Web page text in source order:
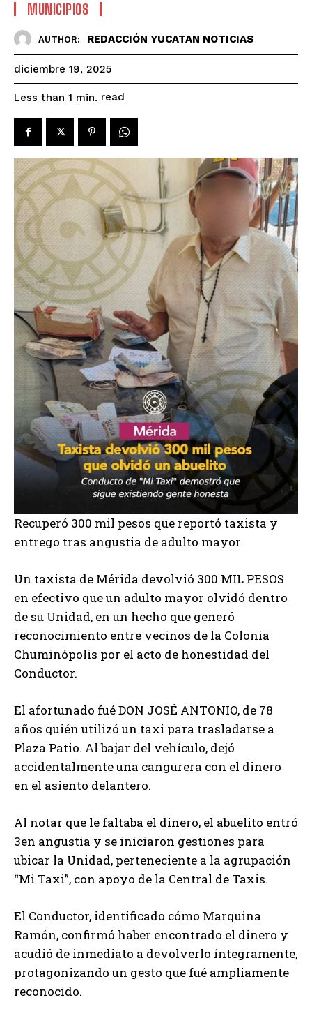
MUNICIPIOS
AUTHOR: REDACCIÓN YUCATAN NOTICIAS
diciembre 19, 2025
Less than 1 min. read
Recuperó 300 mil pesos que reportó taxista y
entrego tras angustia de adulto mayor
Un taxista de Mérida devolvió 300 MIL PESOS
en efectivo que un adulto mayor olvidó dentro
de su Unidad, en un hecho que generó
reconocimiento entre vecinos de la Colonia
Chuminópolis por el acto de honestidad del
Conductor.
El afortunado fué DON JOSÉ ANTONIO, de 78
años quién utilizó un taxi para trasladarse a
Plaza Patio. Al bajar del vehículo, dejó
accidentalmente una cangurera con el dinero
en el asiento delantero.
Al notar que le faltaba el dinero, el abuelito entró
3en angustia y se iniciaron gestiones para
ubicar la Unidad, perteneciente a la agrupación
“Mi Taxi”, con apoyo de la Central de Taxis.
El Conductor, identificado cómo Marquina
Ramón, confirmó haber encontrado el dinero y
acudió de inmediato a devolverlo íntegramente,
protagonizando un gesto que fué ampliamente
reconocido.